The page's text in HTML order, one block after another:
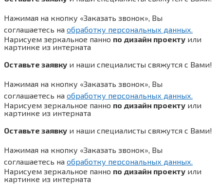
Нажимая на кнопку «Заказать звонок», Вы
соглашаетесь на обработку персональных данных.
Нарисуем зеркальное панно по дизайн проекту или
картинке из интерната
Оставьте заявку и наши специалисты свяжутся с Вами!
Нажимая на кнопку «Заказать звонок», Вы
соглашаетесь на обработку персональных данных.
Нарисуем зеркальное панно по дизайн проекту или
картинке из интерната
Оставьте заявку и наши специалисты свяжутся с Вами!
Нажимая на кнопку «Заказать звонок», Вы
соглашаетесь на обработку персональных данных.
Нарисуем зеркальное панно по дизайн проекту или
картинке из интерната